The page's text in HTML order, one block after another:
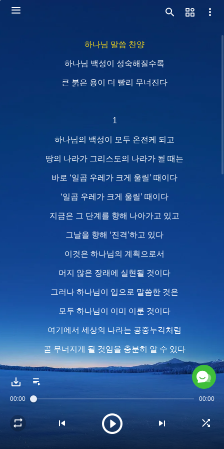
하나님 말씀 찬양
하나님 백성이 성숙해질수록
큰 붉은 용이 더 빨리 무너진다
1
하나님의 백성이 모두 온전케 되고
땅의 나라가 그리스도의 나라가 될 때는
바로 ‘일곱 우레가 크게 울릴’ 때이다
‘일곱 우레가 크게 울릴’ 때이다
지금은 그 단계를 향해 나아가고 있고
그날을 향해 ‘진격’하고 있다
이것은 하나님의 계획으로서
머지 않은 장래에 실현될 것이다
그러나 하나님이 입으로 말씀한 것은
모두 하나님이 이미 이룬 것이다
여기에서 세상의 나라는 공중누각처럼
곧 무너지게 될 것임을 충분히 알 수 있다
마지막 날이 눈앞에 이르렀고
큰 붉은 용은 하나님의 말씀 속에서 무너진다
하나님 계획의 완벽한 성공을 위해
00:00 00:00